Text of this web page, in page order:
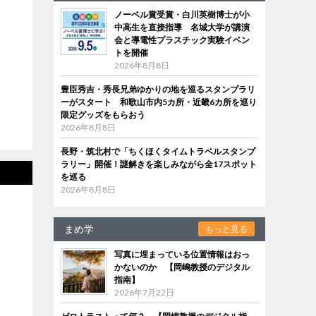
ノーベル賞受賞・白川英樹博士が小
中高生を直接指導 名城大学が講演
会と導電性プラスチック実験イベン
トを開催
2026年8月8日
豊臣秀吉・秀長兄弟ゆかりの地を巡るスタンプラリ
ーがスタート 和歌山市内5カ所・近畿6カ所を巡り
限定グッズをもらおう
2026年8月8日
長野・筑北村で「ちくほくタイムトラベルスタンプ
ラリー」開催！謎解きを楽しみながら全17スポット
を巡る
2026年8月8日
まめ学 もっと見る
写真に埋まっている位置情報はおっ
かないのか 【岡嶋教授のデジタル
指南】
2026年7月22日